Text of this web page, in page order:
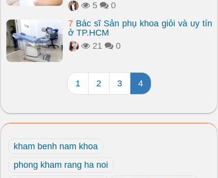
5
0
7 Bác sĩ Sản phụ khoa giỏi và uy tín
ở TP.HCM
21
0
1 2 3 4
kham benh nam khoa
phong kham rang ha noi